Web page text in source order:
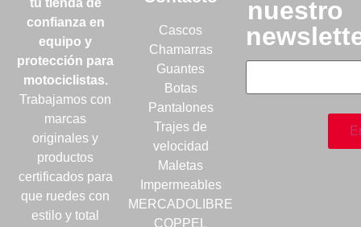
confianza en
equipo y
protección para
motociclistas.
Trabajamos con
marcas
originales y
productos
certificados para
que ruedes con
estilo y total
Cascos
Chamarras
Guantes
Botas
Pantalones
Trajes de
velocidad
Maletas
Impermeables
MERCADOLIBRE
COPPEL
nuestro